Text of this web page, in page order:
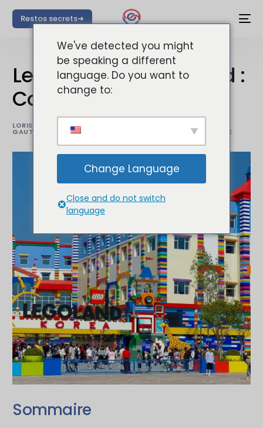
Restos secrets➜
Legoland Corée du Sud :
Comment le visiter ?
LORIS
GAUTIER
21 FÉVRIER
2024 LECTURE
Sommaire
We've detected you might
be speaking a different
language. Do you want to
change to:
Change Language
Close and do not switch
language